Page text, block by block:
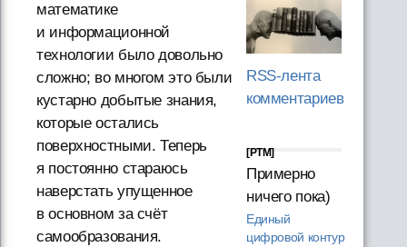
математике
и информационной
технологии было довольно
сложно; во многом это были
кустарно добытые знания,
которые остались
поверхностными. Теперь
я постоянно стараюсь
наверстать упущенное
в основном за счёт
самообразования.
RSS-лента
комментариев
[PTM]
Примерно
ничего пока)
Единый
цифровой контур